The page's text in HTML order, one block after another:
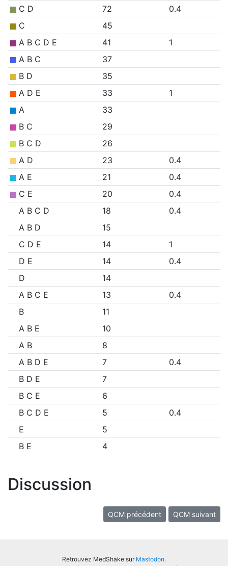
C D
72
0.4
C
45
A B C D E
41
1
A B C
37
B D
35
A D E
33
1
A
33
B C
29
B C D
26
A D
23
0.4
A E
21
0.4
C E
20
0.4
A B C D
18
0.4
A B D
15
C D E
14
1
D E
14
0.4
D
14
A B C E
13
0.4
B
11
A B E
10
A B
8
A B D E
7
0.4
B D E
7
B C E
6
B C D E
5
0.4
E
5
B E
4
Discussion
QCM précédent QCM suivant
Retrouvez MedShake sur Mastodon.